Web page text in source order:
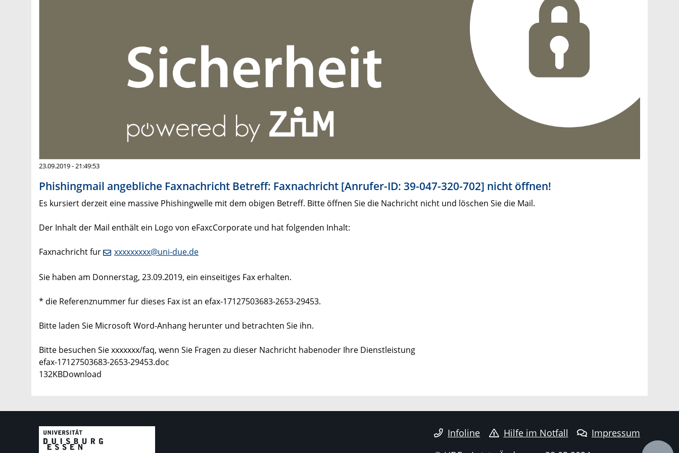
23.09.2019 - 21:49:53
Phishingmail angebliche Faxnachricht Betreff: Faxnachricht [Anrufer-ID: 39-047-320-702] nicht öffnen!
Es kursiert derzeit eine massive Phishingwelle mit dem obigen Betreff. Bitte öffnen Sie die Nachricht nicht und löschen Sie die Mail.
Der Inhalt der Mail enthält ein Logo von eFaxcCorporate und hat folgenden Inhalt:
Faxnachricht fur xxxxxxxxx@uni-due.de
Sie haben am Donnerstag, 23.09.2019, ein einseitiges Fax erhalten.
* die Referenznummer fur dieses Fax ist an efax-17127503683-2653-29453.
Bitte laden Sie Microsoft Word-Anhang herunter und betrachten Sie ihn.
Bitte besuchen Sie xxxxxxx/faq, wenn Sie Fragen zu dieser Nachricht habenoder Ihre Dienstleistung
efax-17127503683-2653-29453.doc
132KBDownload
Infoline Hilfe im Notfall
Impressum